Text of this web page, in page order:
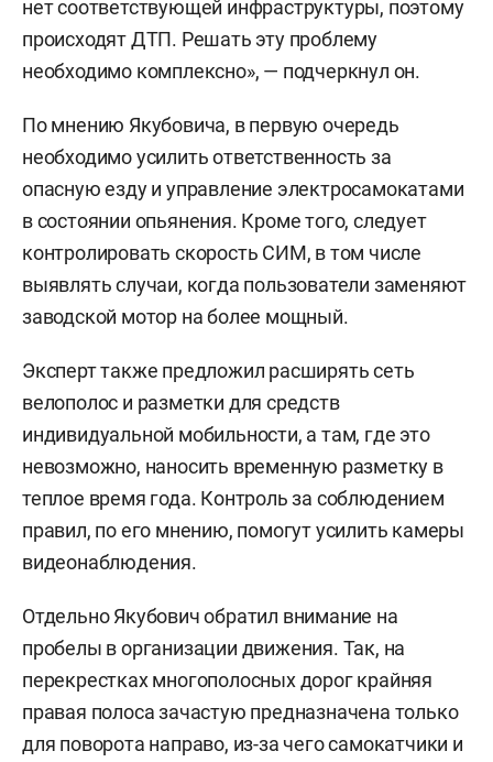
нет соответствующей инфраструктуры, поэтому
происходят ДТП. Решать эту проблему
необходимо комплексно», — подчеркнул он.
По мнению Якубовича, в первую очередь
необходимо усилить ответственность за
опасную езду и управление электросамокатами
в состоянии опьянения. Кроме того, следует
контролировать скорость СИМ, в том числе
выявлять случаи, когда пользователи заменяют
заводской мотор на более мощный.
Эксперт также предложил расширять сеть
велополос и разметки для средств
индивидуальной мобильности, а там, где это
невозможно, наносить временную разметку в
теплое время года. Контроль за соблюдением
правил, по его мнению, помогут усилить камеры
видеонаблюдения.
Отдельно Якубович обратил внимание на
пробелы в организации движения. Так, на
перекрестках многополосных дорог крайняя
правая полоса зачастую предназначена только
для поворота направо, из-за чего самокатчики и